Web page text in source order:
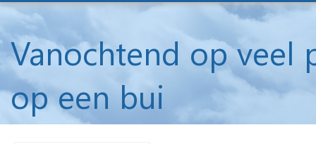
Vanochtend op veel
op een bui